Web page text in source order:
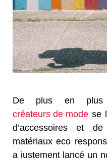
De plus en
créateurs de mode se
d’accessoires et
matériaux eco
a justement lancé un